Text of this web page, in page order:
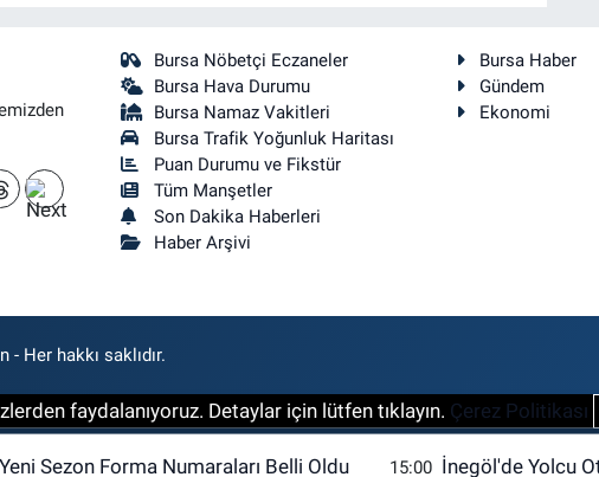
Bursa Nöbetçi Eczaneler
Bursa Hava Durumu
Bursa Namaz Vakitleri
Bursa Trafik Yoğunluk Haritası
Puan Durumu ve Fikstür
Tüm Manşetler
Son Dakika Haberleri
Haber Arşivi
Bursa Haber
Gündem
Ekonomi
Her hakkı saklıdır.
faydalanıyoruz. Detaylar için lütfen tıklayın. Çerez Politikası
Sezon Forma Numaraları Belli Oldu 15:00 İnegöl'de Yolcu